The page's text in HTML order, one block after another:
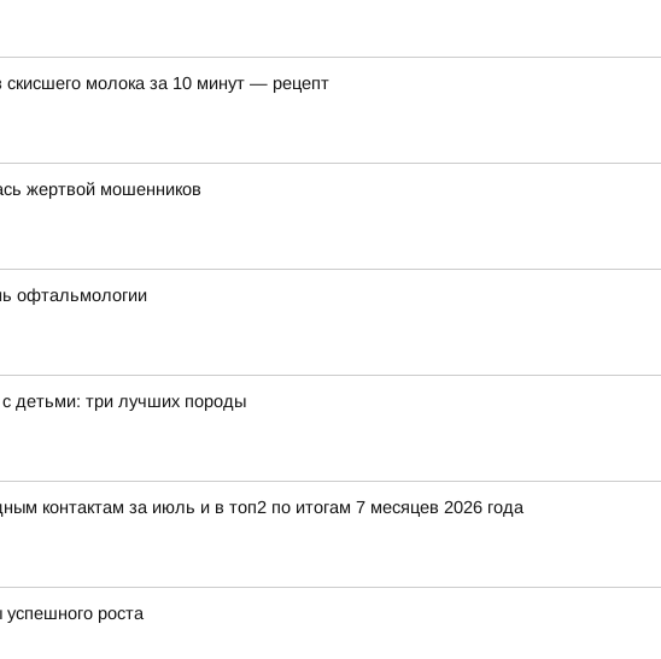
молока за 10 минут — рецепт
жертвой мошенников
офтальмологии
детьми: три лучших породы
контактам за июль и в топ2 по итогам 7 месяцев 2026 года
роста